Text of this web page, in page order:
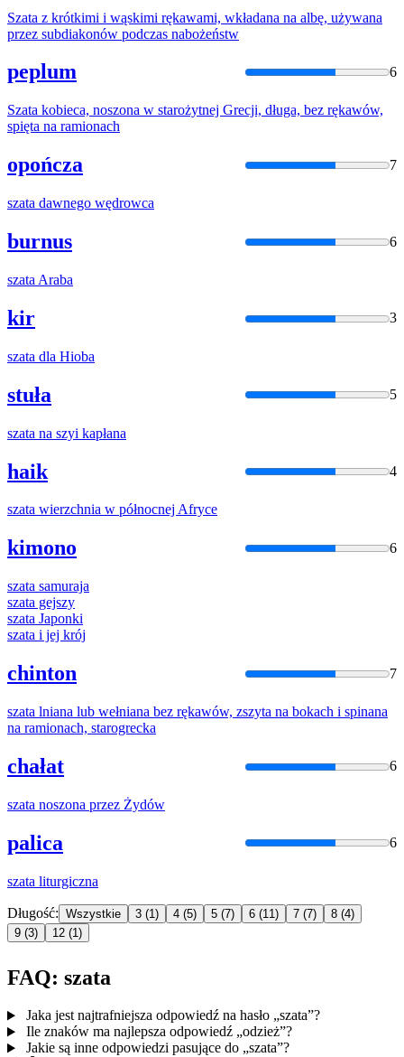
Szata z krótkimi i wąskimi rękawami, wkładana na albę, używana
przez subdiakonów podczas nabożeństw
peplum 6
Szata kobieca, noszona w starożytnej Grecji, długa, bez rękawów,
spięta na ramionach
opończa 7
szata dawnego wędrowca
burnus 6
szata Araba
kir 3
szata dla Hioba
stuła 5
szata na szyi kapłana
haik 4
szata wierzchnia w północnej Afryce
kimono 6
szata samuraja
szata gejszy
szata Japonki
szata i jej krój
chinton 7
szata lniana lub wełniana bez rękawów, zszyta na bokach i spinana
na ramionach, starogrecka
chałat 6
szata noszona przez Żydów
palica 6
szata liturgiczna
Długość: Wszystkie 3 (1) 4 (5) 5 (7) 6 (11) 7 (7) 8 (4)
9 (3) 12 (1)
FAQ: szata
Jaka jest najtrafniejsza odpowiedź na hasło „szata”?
Ile znaków ma najlepsza odpowiedź „odzież”?
Jakie są inne odpowiedzi pasujące do „szata”?